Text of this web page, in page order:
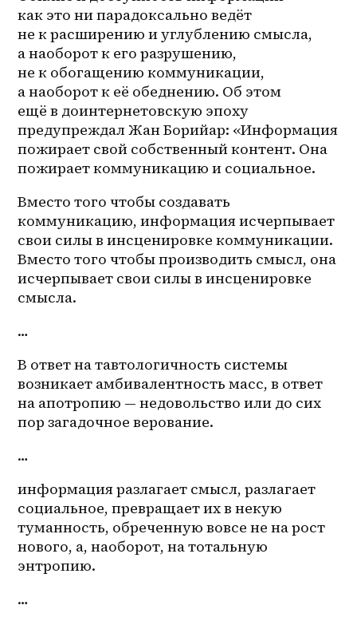
как это ни парадоксально ведёт
не к расширению и углублению смысла,
а наоборот к его разрушению,
не к обогащению коммуникации,
а наоборот к её обеднению. Об этом
ещё в доинтернетовскую эпоху
предупреждал Жан Борийар: «Информация
пожирает свой собственный контент. Она
пожирает коммуникацию и социальное.
Вместо того чтобы создавать
коммуникацию, информация исчерпывает
свои силы в инсценировке коммуникации.
Вместо того чтобы производить смысл, она
исчерпывает свои силы в инсценировке
смысла.
…
В ответ на тавтологичность системы
возникает амбивалентность масс, в ответ
на апотропию — недовольство или до сих
пор загадочное верование.
…
информация разлагает смысл, разлагает
социальное, превращает их в некую
туманность, обреченную вовсе не на рост
нового, а, наоборот, на тотальную
энтропию.
…